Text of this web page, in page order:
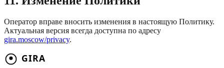
Оператор вправе вносить изменения в настоящую Политику.
Актуальная версия всегда доступна по адресу
gira.moscow/privacy.